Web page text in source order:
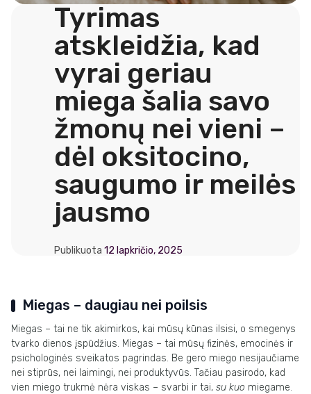
Tyrimas
atskleidžia, kad
vyrai geriau
miega šalia savo
žmonų nei vieni –
dėl oksitocino,
saugumo ir meilės
jausmo
Publikuota12 lapkričio, 2025
Miegas – daugiau nei poilsis
Miegas – tai ne tik akimirkos, kai mūsų kūnas ilsisi, o smegenys
tvarko dienos įspūdžius. Miegas – tai mūsų fizinės, emocinės ir
psichologinės sveikatos pagrindas. Be gero miego nesijaučiame
nei stiprūs, nei laimingi, nei produktyvūs. Tačiau pasirodo, kad
vien miego trukmė nėra viskas – svarbi ir tai, su kuo miegame.